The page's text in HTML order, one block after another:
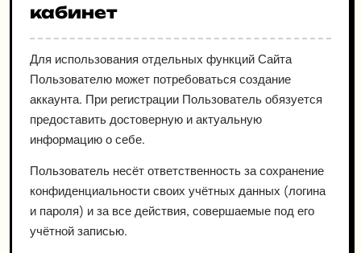
кабинет
Для использования отдельных функций Сайта
Пользователю может потребоваться создание
аккаунта. При регистрации Пользователь обязуется
предоставить достоверную и актуальную
информацию о себе.
Пользователь несёт ответственность за сохранение
конфиденциальности своих учётных данных (логина
и пароля) и за все действия, совершаемые под его
учётной записью.